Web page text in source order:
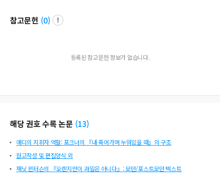
참고문헌 (0)
등록된 참고문헌 정보가 없습니다.
해당 권호 수록 논문 (13)
애디의 지휘자 역할: 포크너의 『내 죽어가며 누워있을 때』의 구조
원고작성 및 편집양식 외
재닛 윈터슨의 『오렌지만이 과일은 아니다』: 모던/포스트모던 텍스트